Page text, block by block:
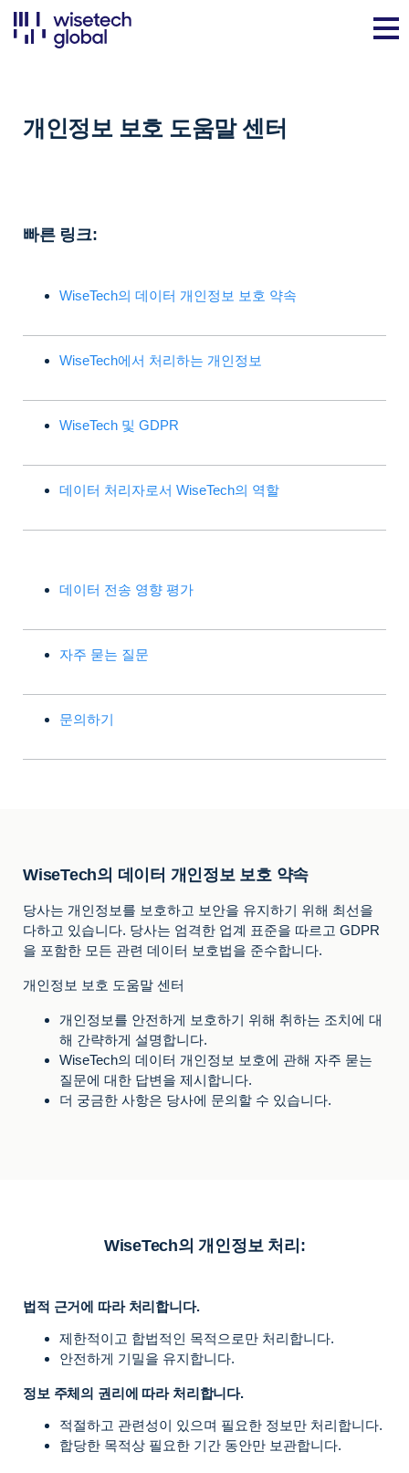
개인정보 보호 도움말 센터
빠른 링크:
WiseTech의 데이터 개인정보 보호 약속
WiseTech에서 처리하는 개인정보
WiseTech 및 GDPR
데이터 처리자로서 WiseTech의 역할
데이터 전송 영향 평가
자주 묻는 질문
문의하기
WiseTech의 데이터 개인정보 보호 약속
당사는 개인정보를 보호하고 보안을 유지하기 위해 최선을
다하고 있습니다. 당사는 엄격한 업계 표준을 따르고 GDPR
을 포함한 모든 관련 데이터 보호법을 준수합니다.
개인정보 보호 도움말 센터
개인정보를 안전하게 보호하기 위해 취하는 조치에 대
해 간략하게 설명합니다.
WiseTech의 데이터 개인정보 보호에 관해 자주 묻는
질문에 대한 답변을 제시합니다.
더 궁금한 사항은 당사에 문의할 수 있습니다.
WiseTech의 개인정보 처리:
법적 근거에 따라 처리합니다.
제한적이고 합법적인 목적으로만 처리합니다.
안전하게 기밀을 유지합니다.
정보 주체의 권리에 따라 처리합니다.
적절하고 관련성이 있으며 필요한 정보만 처리합니다.
합당한 목적상 필요한 기간 동안만 보관합니다.